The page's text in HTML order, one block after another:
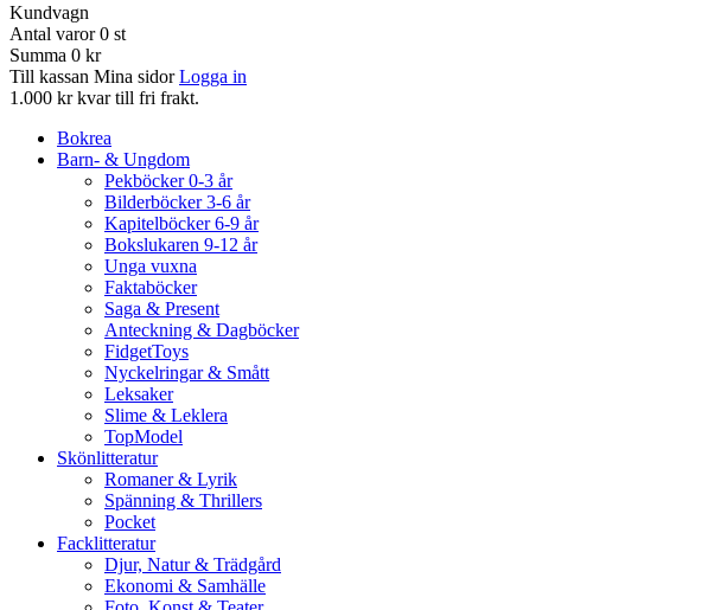
Kundvagn
Antal varor 0 st
Summa 0 kr
Till kassan Mina sidor Logga in
1.000 kr kvar till fri frakt.
Bokrea
Barn- & Ungdom
Pekböcker 0-3 år
Bilderböcker 3-6 år
Kapitelböcker 6-9 år
Bokslukaren 9-12 år
Unga vuxna
Faktaböcker
Saga & Present
Anteckning & Dagböcker
FidgetToys
Nyckelringar & Smått
Leksaker
Slime & Leklera
TopModel
Skönlitteratur
Romaner & Lyrik
Spänning & Thrillers
Pocket
Facklitteratur
Djur, Natur & Trädgård
Ekonomi & Samhälle